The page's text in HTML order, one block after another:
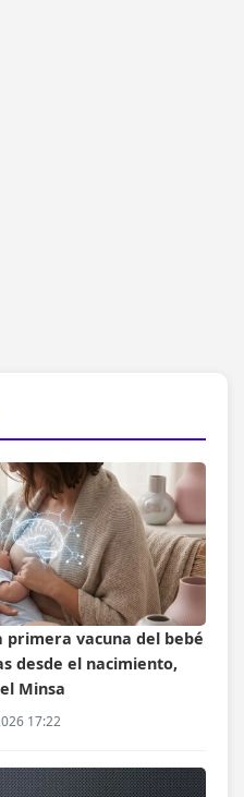
primera vacuna del bebé
desde el nacimiento,
Minsa
17:22